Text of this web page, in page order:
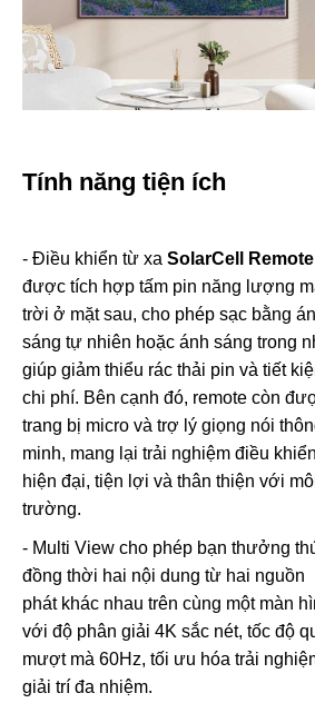
Tính năng tiện ích
- Điều khiển từ xa SolarCell Remote
được tích hợp tấm pin năng lượng
trời ở mặt sau, cho phép sạc bằng
sáng tự nhiên hoặc ánh sáng trong
giúp giảm thiểu rác thải pin và tiết
chi phí. Bên cạnh đó, remote còn
trang bị micro và trợ lý giọng nói
minh, mang lại trải nghiệm điều khiển
hiện đại, tiện lợi và thân thiện với
trường.
- Multi View cho phép bạn thưởng
đồng thời hai nội dung từ hai nguồn
phát khác nhau trên cùng một màn
với độ phân giải 4K sắc nét, tốc độ
mượt mà 60Hz, tối ưu hóa trải
giải trí đa nhiệm.